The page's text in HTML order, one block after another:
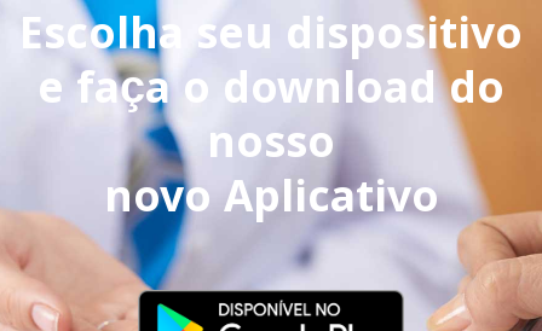
Escolha seu dispositivo
e faça o download do
nosso
novo Aplicativo